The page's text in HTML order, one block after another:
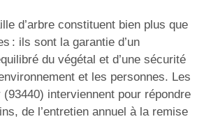
d’arbre constituent bien plus que
: ils sont la garantie d’un
du végétal et d’une sécurité
et les personnes. Les
interviennent pour répondre
de l’entretien annuel à la remise